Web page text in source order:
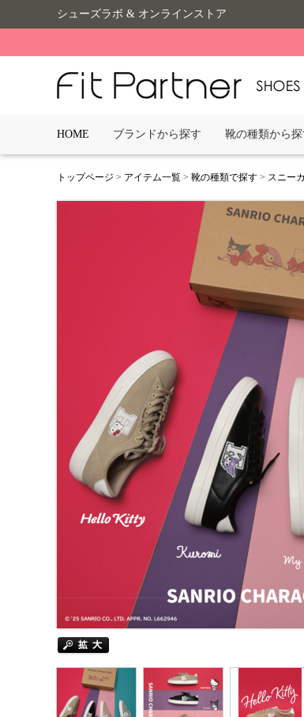
シューズラボ & オンラインストア
HOME ブランドから探す 靴の種類から探
トップページ > アイテム一覧 > 靴の種類で探す > スニー